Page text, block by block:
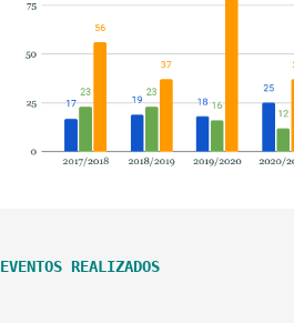
EVENTOS REALIZADOS